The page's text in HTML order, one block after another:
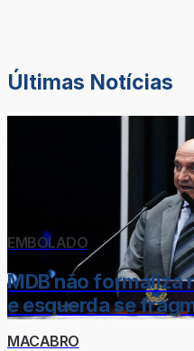
Últimas Notícias
EMBOLADO
MDB não formaliza
e esquerda se
MACABRO